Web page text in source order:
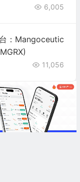
6,005
：Mangoceutic
11,056